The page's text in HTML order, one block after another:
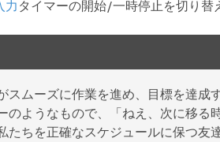
力 タイマーの開始/一時停止を切り替
ムーズに作業を進め、目標を達
ようなもので、「ねえ、次に移
ちを正確なスケジュールに保つ友